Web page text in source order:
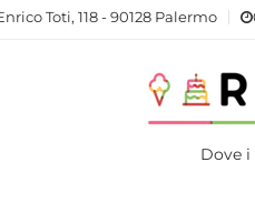
Toti, 118 - 90128 Palermo
Dove